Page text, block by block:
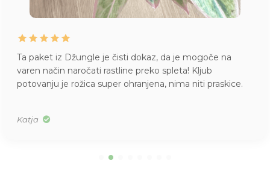
Ta paket iz Džungle je čisti dokaz, da je mogoče na
varen način naročati rastline preko spleta! Kljub
potovanju je rožica super ohranjena, nima niti praskice.
Katja